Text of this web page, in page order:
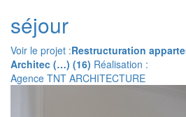
séjour
Voir le projet :Restructuration
Architec (…) (16) Réalisation :
Agence TNT ARCHITECTURE